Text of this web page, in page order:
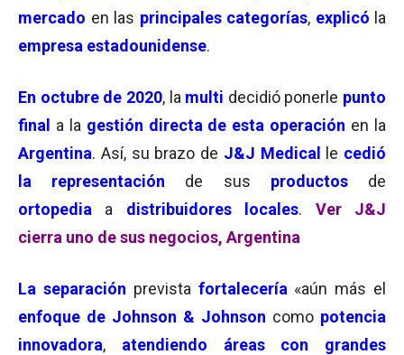
mercado en las principales categorías, explicó la
empresa estadounidense.
En octubre de 2020, la multi decidió ponerle punto
final
a la gestión directa de esta operación en la
Argentina. Así, su brazo de J&J Medical le cedió
la representación de sus productos de
ortopedia
a distribuidores locales. Ver J&J
cierra uno de sus negocios, Argentina
La separación prevista fortalecería «aún más el
enfoque de Johnson & Johnson como potencia
innovadora, atendiendo áreas con grandes